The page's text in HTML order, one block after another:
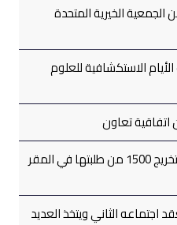
الخيرية المتحدة
الاستكشافية للعلوم
تعاون
جامعة خضوري تحتفل بتخريج 1500 من طلبتها في المقر
الثاني ويتخذ العديد